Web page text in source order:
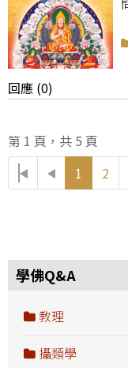
回應 (0)
第 1 頁，共 5 頁
1
2
學佛Q&A
教理
攝類學